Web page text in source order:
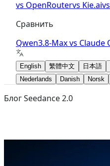
vs OpenRoutervs Kie.aivs
Сравнить
Qwen3.8-Maxvs Claude
English 繁體中文 日本語
Nederlands
Danish Norsk
Блог Seedance 2.0